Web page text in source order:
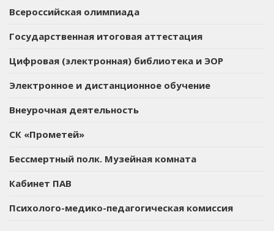
Всероссийская олимпиада
Государственная итоговая аттестация
Цифровая (электронная) библиотека и ЭОР
Электронное и дистанционное обучение
Внеурочная деятельность
СК «Прометей»
Бессмертный полк. Музейная комната
Кабинет ПАВ
Психолого-медико-педагогическая комиссия